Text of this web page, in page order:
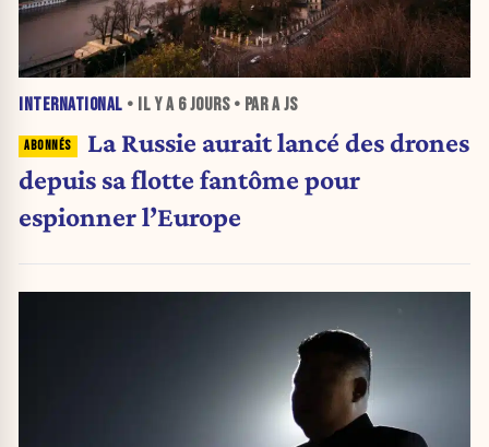
INTERNATIONAL • IL Y A 6 JOURS• PAR A JS
La Russie aurait lancé des drones
depuis sa flotte fantôme pour
espionner l’Europe